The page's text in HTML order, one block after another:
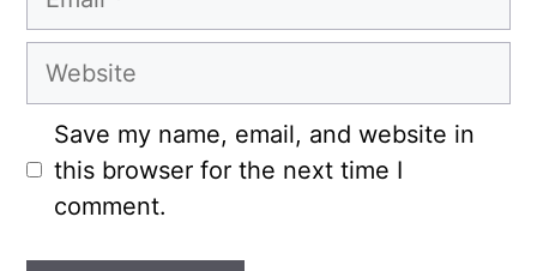
Website
Save my name, email, and website in
this browser for the next time I
comment.